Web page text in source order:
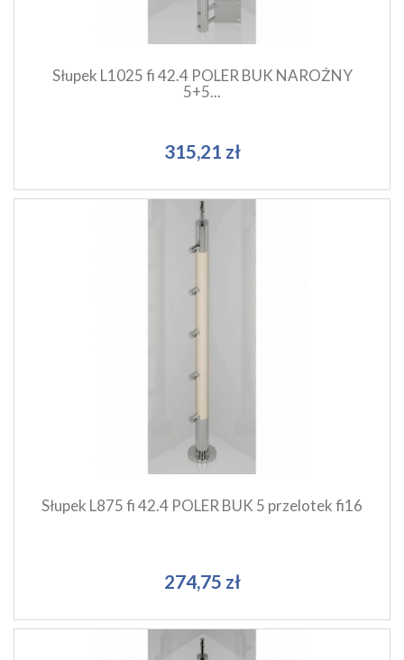
Słupek L1025 fi 42.4 POLER BUK NAROŻNY
5+5...
315,21 zł
Szybki podgląd produktu
Słupek L875 fi 42.4 POLER BUK 5 przelotek fi16
274,75 zł